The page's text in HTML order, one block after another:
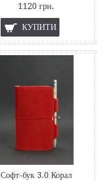
1120 грн.
КУПИТИ
Софт-бук 3.0 Корал